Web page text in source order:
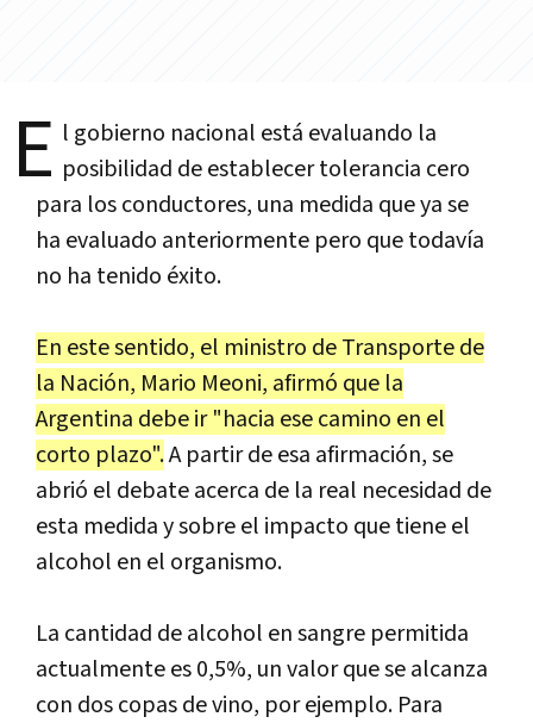
E l gobierno nacional está evaluando la
posibilidad de establecer tolerancia cero
para los conductores, una medida que ya se
ha evaluado anteriormente pero que todavía
no ha tenido éxito.
En este sentido, el ministro de Transporte de
la Nación, Mario Meoni, afirmó que la
Argentina debe ir "hacia ese camino en el
corto plazo".A partir de esa afirmación, se
abrió el debate acerca de la real necesidad de
esta medida y sobre el impacto que tiene el
alcohol en el organismo.
La cantidad de alcohol en sangre permitida
actualmente es 0,5%, un valor que se alcanza
con dos copas de vino, por ejemplo. Para